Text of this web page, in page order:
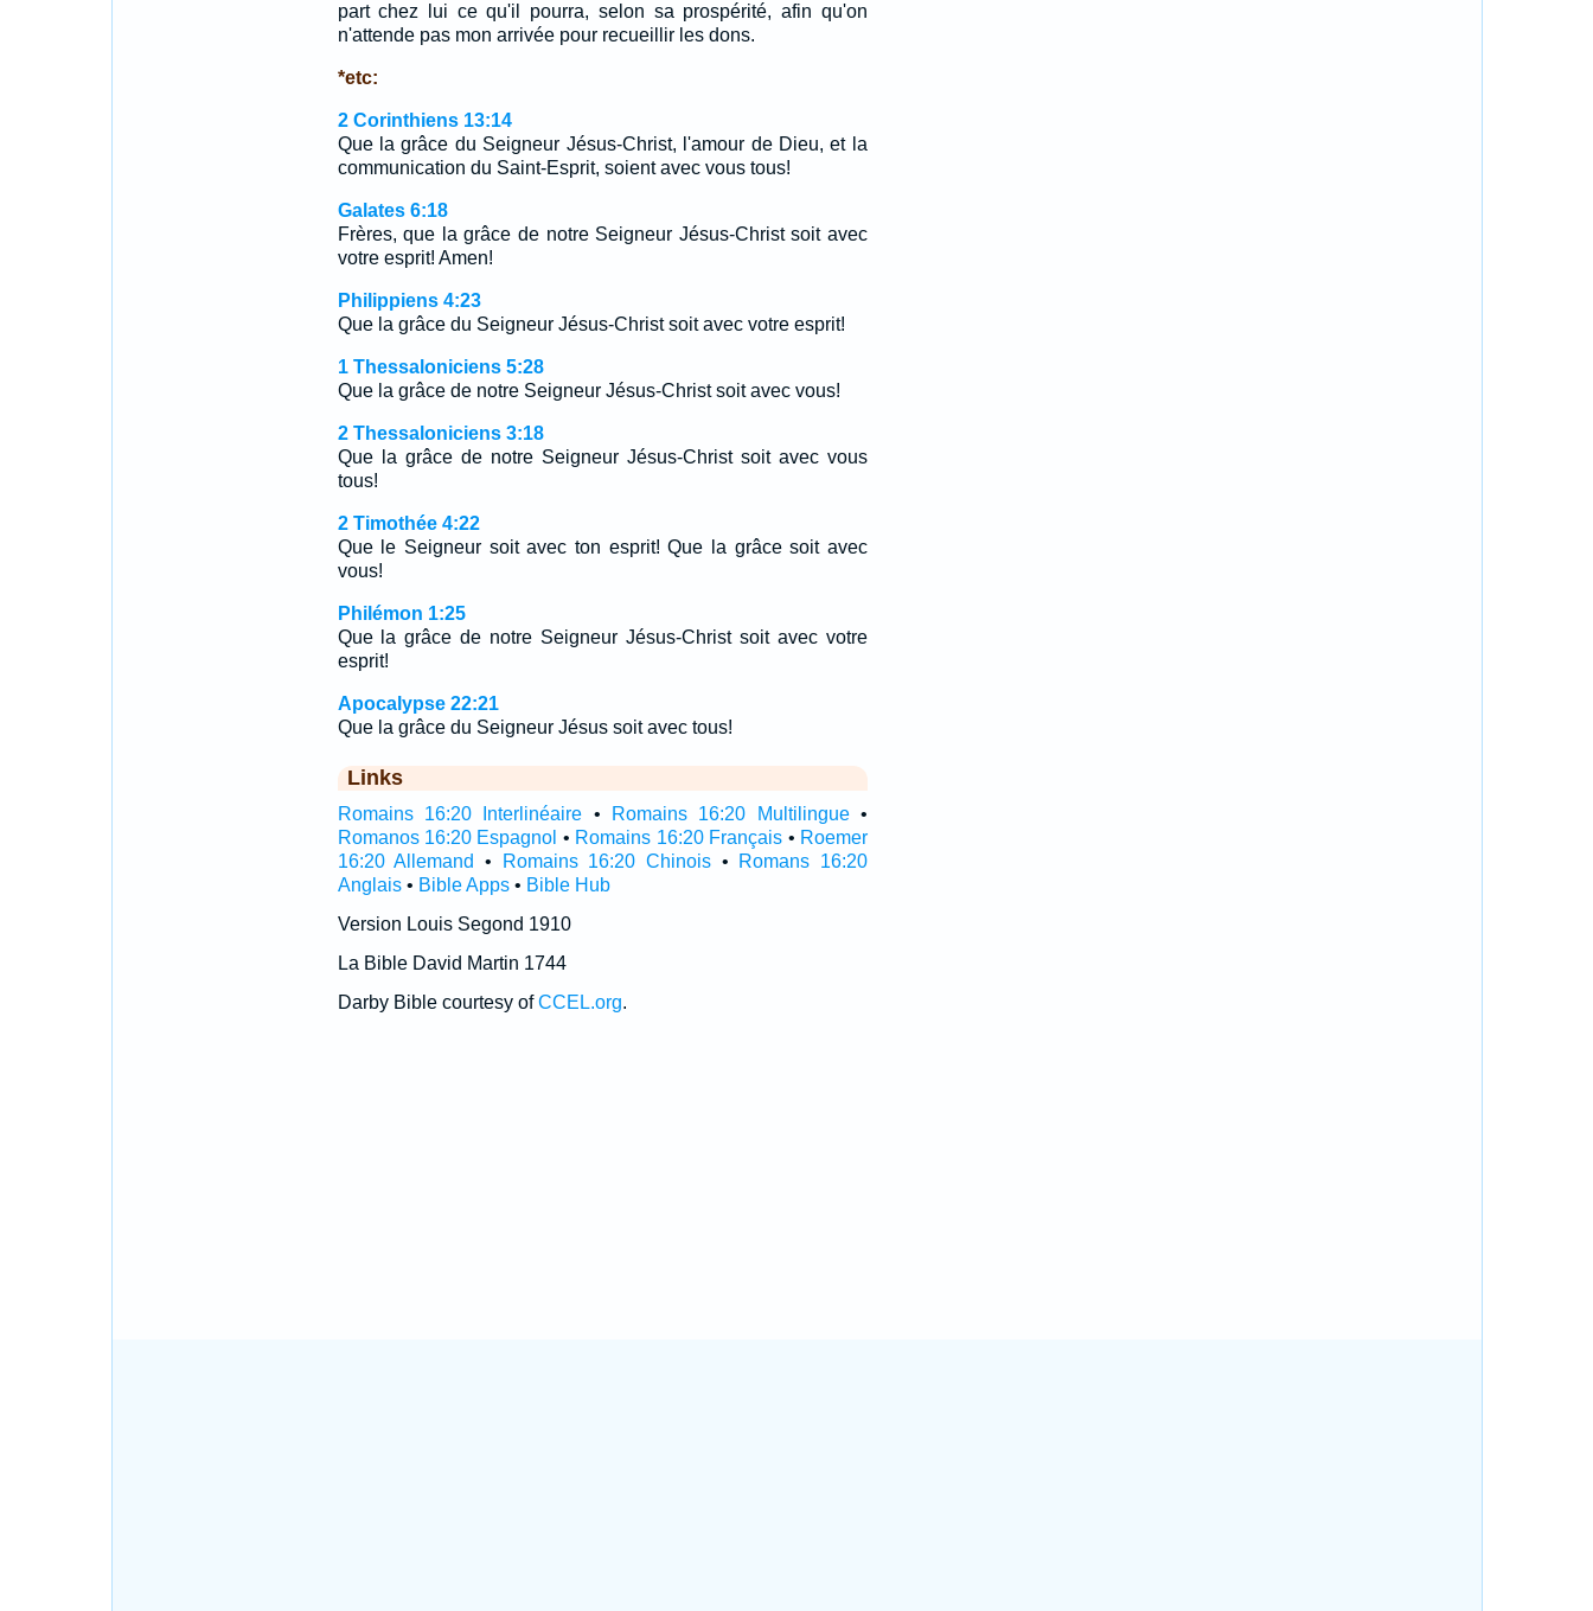
part chez lui ce qu'il pourra, selon sa prospérité, afin qu'on
n'attende pas mon arrivée pour recueillir les dons.
*etc:
2 Corinthiens 13:14
Que la grâce du Seigneur Jésus-Christ, l'amour de Dieu, et la
communication du Saint-Esprit, soient avec vous tous!
Galates 6:18
Frères, que la grâce de notre Seigneur Jésus-Christ soit avec
votre esprit! Amen!
Philippiens 4:23
Que la grâce du Seigneur Jésus-Christ soit avec votre esprit!
1 Thessaloniciens 5:28
Que la grâce de notre Seigneur Jésus-Christ soit avec vous!
2 Thessaloniciens 3:18
Que la grâce de notre Seigneur Jésus-Christ soit avec vous
tous!
2 Timothée 4:22
Que le Seigneur soit avec ton esprit! Que la grâce soit avec
vous!
Philémon 1:25
Que la grâce de notre Seigneur Jésus-Christ soit avec votre
esprit!
Apocalypse 22:21
Que la grâce du Seigneur Jésus soit avec tous!
Links
Romains 16:20 Interlinéaire • Romains 16:20 Multilingue•
Romanos 16:20 Espagnol • Romains 16:20 Français • Roemer
16:20 Allemand
• Romains 16:20 Chinois•
Romans 16:20
Anglais• Bible Apps• Bible Hub
Version Louis Segond 1910
La Bible David Martin 1744
Darby Bible courtesy ofCCEL.org.